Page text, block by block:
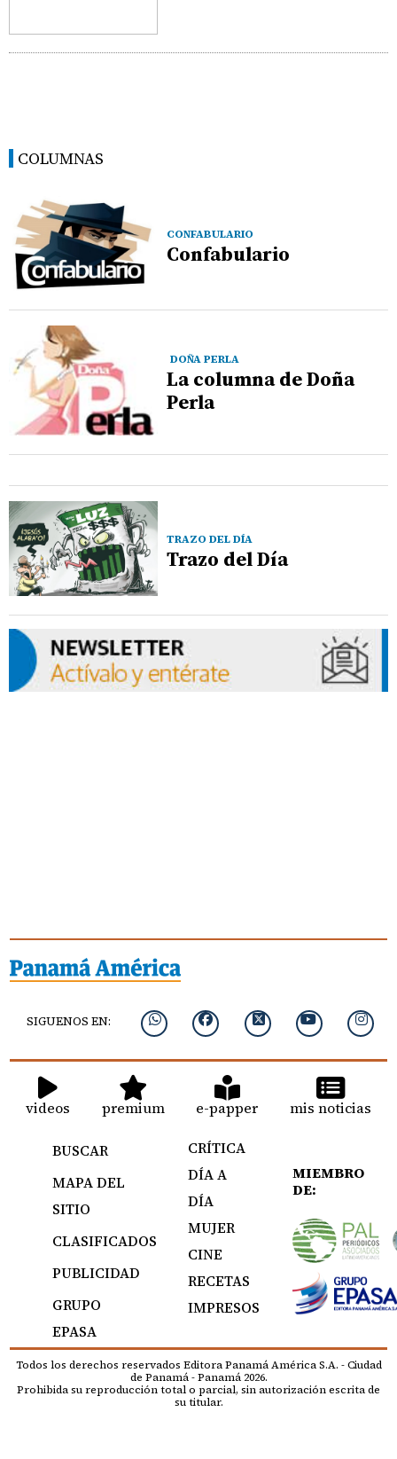
COLUMNAS
CONFABULARIO
Confabulario
DOÑA PERLA
La columna de Doña
Perla
TRAZO DEL DÍA
Trazo del Día
SIGUENOS EN:
videos premium e-papper mis noticias
BUSCAR
MAPA DEL
SITIO
CLASIFICADOS
PUBLICIDAD
GRUPO
EPASA
CRÍTICA
DÍA A
DÍA
MUJER
CINE
RECETAS
IMPRESOS
MIEMBRO
DE:
Todos los derechos reservados Editora Panamá América S.A. - Ciudad
de Panamá - Panamá 2026.
Prohibida su reproducción total o parcial, sin autorización escrita de
su titular.